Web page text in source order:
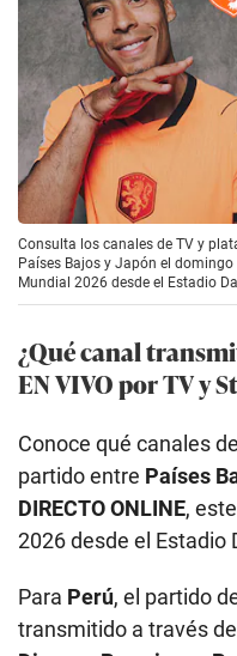
Consulta los canales de TV y
Países Bajos y Japón el
Mundial 2026 desde el Estadio
¿Qué canal
EN VIVO por TV y
Conoce qué canales
partido entre Países
DIRECTO ONLINE,
2026 desde el Estadio
Para Perú, el partido
transmitido a través de